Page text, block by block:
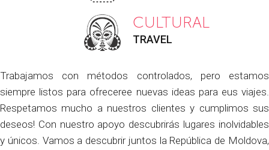
CULTURAL
TRAVEL
Trabajamos con métodos controlados, pero estamos
siempre listos para ofrecerеe nuevas ideas para еus viajes.
Respetamos mucho a nuestros clientes y cumplimos sus
deseos! Con nuestro apoyo descubrirás lugares inolvidables
y únicos. Vamos a descubrir juntos la República de Moldova,